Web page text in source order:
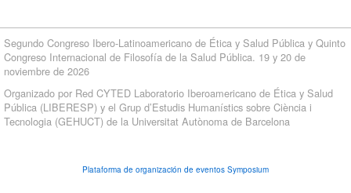
Segundo Congreso Ibero-Latinoamericano de Ética y Salud Pública y Quinto
Congreso Internacional de Filosofía de la Salud Pública. 19 y 20 de
noviembre de 2026
Organizado por Red CYTED Laboratorio Iberoamericano de Ética y Salud
Pública (LIBERESP) y el Grup d’Estudis Humanístics sobre Ciència i
Tecnologia (GEHUCT) de la Universitat Autònoma de Barcelona
Plataforma de organización de eventos Symposium